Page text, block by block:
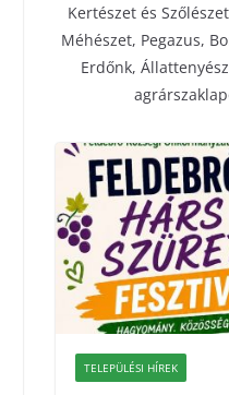
Kertészet és
Méhészet, Pegazus,
Erdőnk,
TELEPÜLÉSI HÍREK